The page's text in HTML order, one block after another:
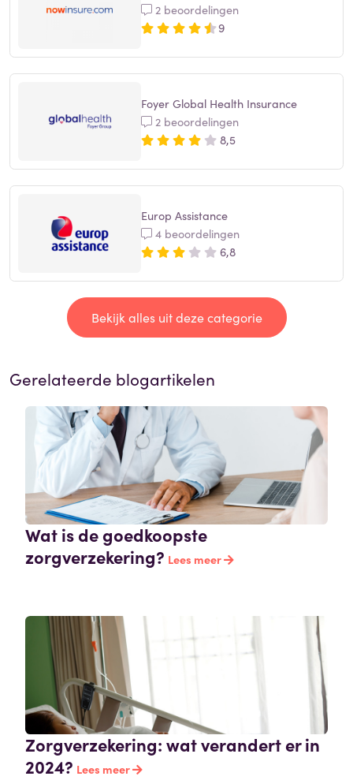
2 beoordelingen
9
Foyer Global Health Insurance
2 beoordelingen
8,5
Europ Assistance
4 beoordelingen
6,8
Bekijk alles uit deze categorie
Gerelateerde blogartikelen
Wat is de goedkoopste
zorgverzekering? Lees meer
Zorgverzekering: wat verandert er in
2024? Lees meer